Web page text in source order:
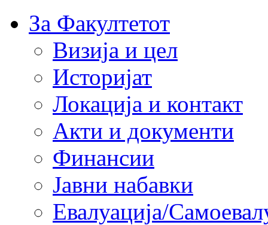
За Факултетот
Визија и цел
Историјат
Локација и контакт
Акти и документи
Финансии
Јавни набавки
Евалуација/